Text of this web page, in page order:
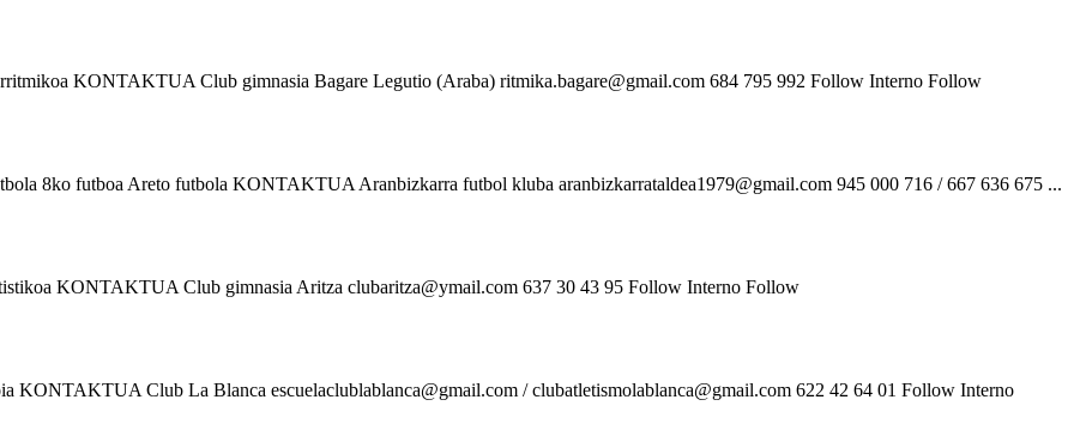
KONTAKTUA Club gimnasia Bagare Legutio (Araba) ritmika.bagare@gmail.com 684 795 992 Follow Interno Follow
8ko futboa Areto futbola KONTAKTUA Aranbizkarra futbol kluba aranbizkarrataldea1979@gmail.com 945 000 716 / 667 636 675 ...
KONTAKTUA Club gimnasia Aritza clubaritza@ymail.com 637 30 43 95 Follow Interno Follow
KONTAKTUA Club La Blanca escuelaclublablanca@gmail.com / clubatletismolablanca@gmail.com 622 42 64 01 Follow Interno